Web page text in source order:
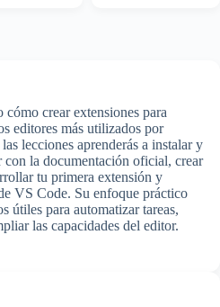
cómo crear extensiones para
editores más utilizados por
lecciones aprenderás a instalar y
la documentación oficial, crear
tu primera extensión y
VS Code. Su enfoque práctico
útiles para automatizar tareas,
las capacidades del editor.